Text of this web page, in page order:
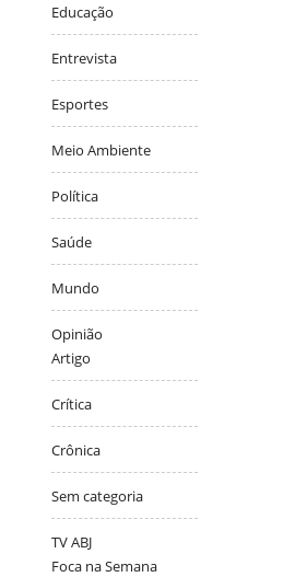
Educação
Entrevista
Esportes
Meio Ambiente
Política
Saúde
Mundo
Opinião
Artigo
Crítica
Crônica
Sem categoria
TV ABJ
Foca na Semana